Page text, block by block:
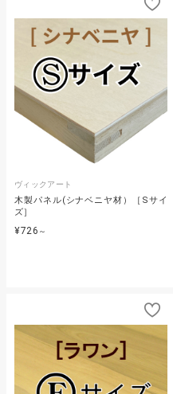
ヴィックアート
木製パネル(シナベニヤ材）［Sサイ
ズ］
¥726 ～